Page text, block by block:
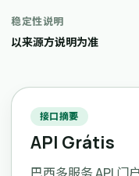
稳定性说明
以来源方说明为准
接口摘要
API Grátis